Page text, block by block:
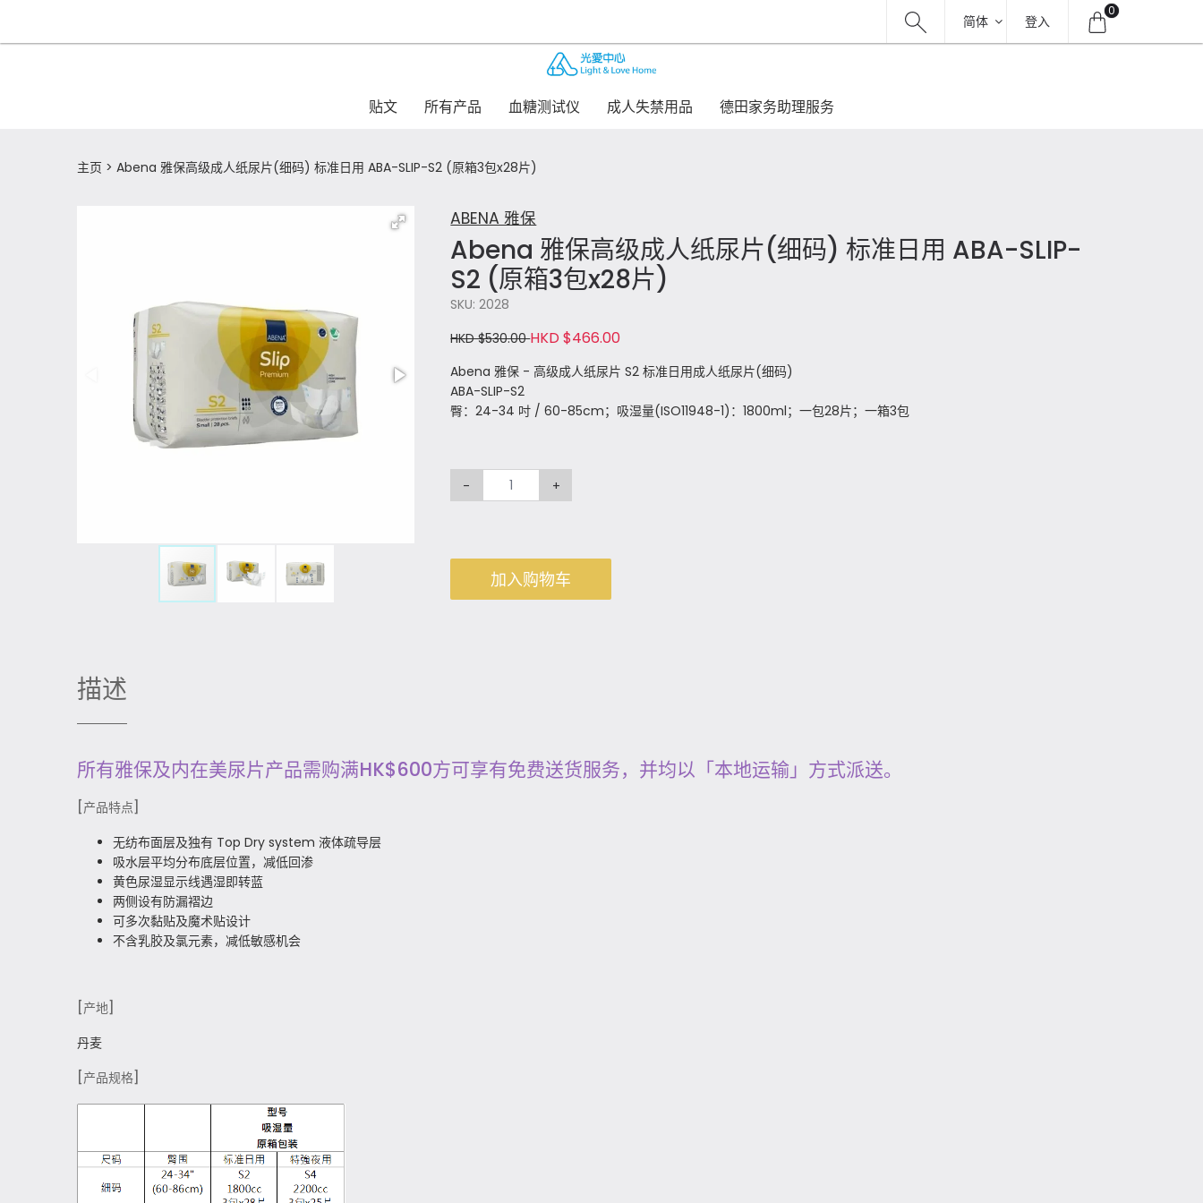
简体 登入
0
贴文 所有产品 血糖测试仪 成人失禁用品 德田家务助理服务
主页 Abena 雅保高级成人纸尿片(细码) 标准日用 ABA-SLIP-S2 (原箱3包x28片)
ABENA 雅保
Abena 雅保高级成人纸尿片(细码) 标准日用 ABA-SLIP-
S2 (原箱3包x28片)
SKU: 2028
HKD $530.00HKD $466.00
Abena 雅保 - 高级成人纸尿片 S2 标准日用成人纸尿片(细码)
ABA-SLIP-S2
臀：24-34 吋 / 60-85cm；吸湿量(ISO11948-1)：1800ml；一包28片；一箱3包
- +
加入购物车
描述
所有雅保及内在美尿片产品需购满HK$600方可享有免费送货服务，并均以「本地运输」方式派送。
[产品特点]
无纺布面层及独有 Top Dry system 液体疏导层
吸水层平均分布底层位置，减低回渗
黄色尿湿显示线遇湿即转蓝
两侧设有防漏褶边
可多次黏贴及魔术贴设计
不含乳胶及氯元素，减低敏感机会
[产地]
丹麦
[产品规格]